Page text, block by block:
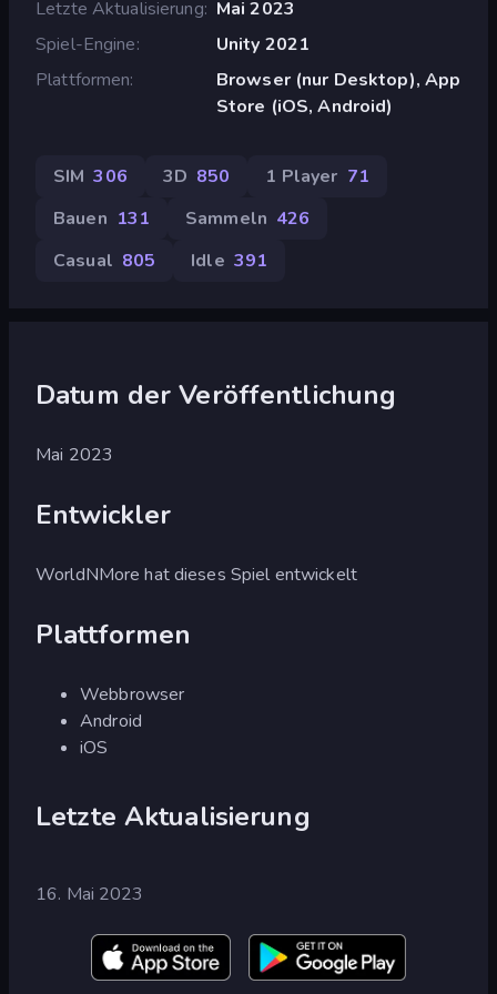
Letzte Aktualisierung Mai 2023
Spiel-Engine
Unity 2021
Plattformen
Browser (nur Desktop), App
Store (iOS, Android)
SIM 306 3D 850 1 Player 71
Bauen 131 Sammeln 426
Casual 805 Idle 391
Datum der Veröffentlichung
Mai 2023
Entwickler
WorldNMore hat dieses Spiel entwickelt
Plattformen
Webbrowser
Android
iOS
Letzte Aktualisierung
16. Mai 2023